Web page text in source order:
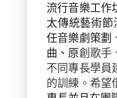
流行音樂工作
太傳統藝術
任音樂劇策劃
曲、原創歌手
不同專長學員
的訓練。希望